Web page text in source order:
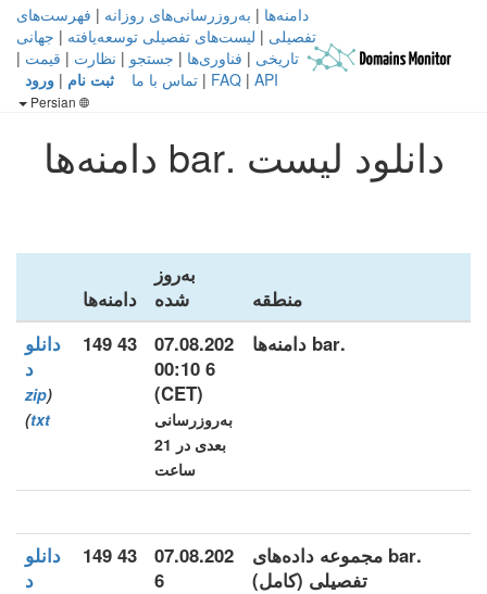
دامنه‌ها | به‌روزرسانی‌های روزانه | فهرست‌های
تفصیلی | لیست‌های تفصیلی توسعه‌یافته | جهانی
تاریخی | فناوری‌ها | جستجو | نظارت | قیمت |
FAQ | API
| تماس با ما ثبت نام | ورود
دانلود لیست .bar دامنه‌ها
منطقه
به‌روز
شده
دامنه‌ها
.bar دامنه‌ها
07.08.202
6 00:10
(CET)
به‌روزرسانی
بعدی در 21
ساعت
43 149
دانلو
د
(
zip
txt
)
.bar مجموعه داده‌های
تفصیلی (کامل)
07.08.202
6
43 149
دانلو
د